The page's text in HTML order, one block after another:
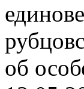
об